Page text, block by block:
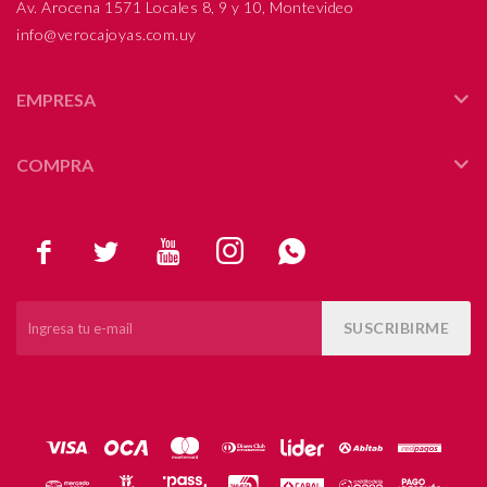
    
SUSCRIBIRME
Av. Arocena 1571 Locales 8, 9 y 10, Montevideo
info@verocajoyas.com.uy
EMPRESA
COMPRA